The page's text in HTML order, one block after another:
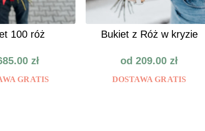
100 róż
zł
GRATIS
Bukiet z Róż w kryzie
od 209.00 zł
DOSTAWA GRATIS